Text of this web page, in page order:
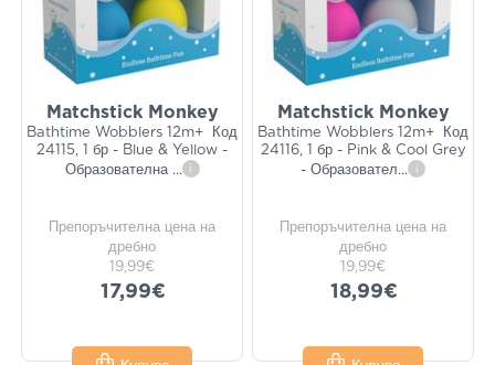
Matchstick Monkey
Bathtime Wobblers 12m+ Код
24115, 1 бр - Blue & Yellow -
Образователна ... i
Препоръчителна цена на
дребно
19,99€
17,99€
Matchstick Monkey
Bathtime Wobblers 12m+ Код
24116, 1 бр - Pink & Cool Grey
- Образовател... i
Препоръчителна цена на
дребно
19,99€
18,99€